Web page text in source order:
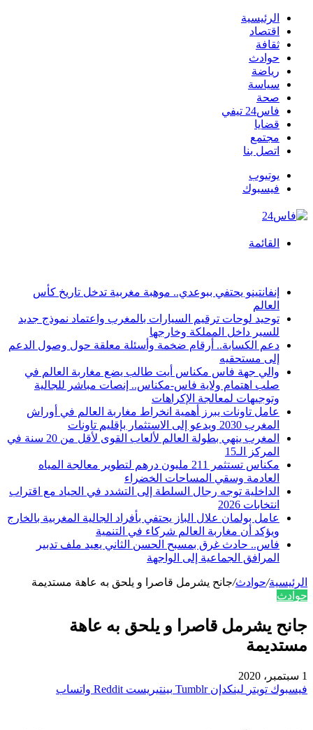
الرئيسية
اقتصاد
ثقافة
حوادث
رياضة
سياسة
صحة
فاس24 تيفي
قضايا
مجتمع
اتصل بنا
يوتيوب
فيسبوك
القائمة
إنفانتينو يحتفي ببوعدي.. موهبة مغربية تدخل تاريخ كأس
العالم
توحيد لوحات ترقيم السيارات بالمغرب واعتماد نموذج جديد
للسير داخل المملكة وخارجها
دعم الكسابة.. أرقام ضخمة وأسئلة معلقة حول وصول الدعم
إلى مستحقيه
والي جهة فاس مكناس أيت طالب يضع مغاربة العالم في
صلب اهتمام ولاية فاس-مكناس.. إنصات مباشر للجالية
وتوجيهات لمعالجة الإكراهات
عامل تاونات يبرز أهمية انخراط مغاربة العالم في أوراش
المغرب 2030 ويدعو إلى الاستثمار بإقليم تاونات
المغرب ينهي بطولة العالم لألعاب القوى لأقل من 20 سنة في
المركز الـ15
مكناس تستثمر 211 مليون درهم لتطوير معالجة المياه
العادمة وسقي المساحات الخضراء
الداخلية توجه رجال السلطة إلى التشدد في الحياد مع اقتراب
انتخابات 2026
عامل بولمان علال الباز يحتفي بأفراد الجالية المغربية بالخارج
ويؤكد أن مغاربة العالم شركاء في التنمية
فاس.. حادث غرق بمسبح الحسن الثاني يعيد ملف تدبير
المرافق الجماعية إلى الواجهة
الرئيسية/حوادث/جانح يشرمل قاصرا و يلحق به عاهة مستديمة
حوادث
جانح يشرمل قاصرا و يلحق به عاهة
مستديمة
1 سبتمبر، 2020
فيسبوك تويتر لينكدإن بينتيريست واتساب